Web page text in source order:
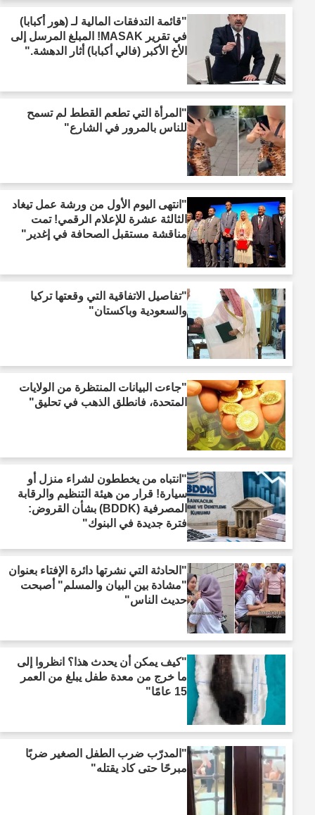
"قائمة التدفقات المالية لـ (هور أكبابا)
في تقرير MASAK! المبلغ المرسل إلى
الأخ الأكبر (فالي أكبابا) أثار الدهشة."
"المرأة التي تطعم القطط لم تسمح
للناس بالمرور في الشارع"
"انتهى اليوم الأول من ورشة عمل تيغاد
الثالثة عشرة للإعلام الرقمي! تمت
مناقشة مستقبل الصحافة في إغدير"
"تفاصيل الاتفاقية التي وقعتها تركيا
والسعودية وباكستان"
"جاءت البيانات المنتظرة من الولايات
المتحدة، فانطلق الذهب في تحليق"
"انتباه من يخططون لشراء منزل أو
سيارة! قرار من هيئة التنظيم والرقابة
المصرفية (BDDK) بشأن القروض:
فترة جديدة في البنوك"
"الحادثة التي نشرتها دائرة الإفتاء بعنوان
"مشادة بين البيان والمسلم" أصبحت
حديث الناس"
"كيف يمكن أن يحدث هذا؟ انظروا إلى
ما خرج من معدة طفل يبلغ من العمر
15 عامًا"
"المدرّب ضرب الطفل الصغير ضربًا
مبرحًا حتى كاد يقتله"